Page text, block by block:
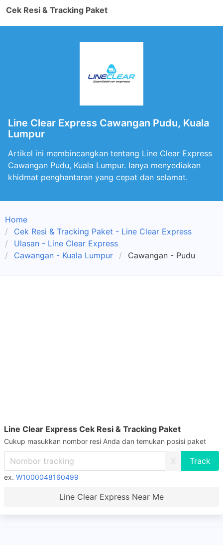
Cek Resi & Tracking Paket
Line Clear Express Cawangan Pudu, Kuala
Lumpur
Artikel ini membincangkan tentang Line Clear Express
Cawangan Pudu, Kuala Lumpur. Ianya menyediakan
khidmat penghantaran yang cepat dan selamat.
Home
Cek Resi & Tracking Paket - Line Clear Express
Ulasan - Line Clear Express
Cawangan - Kuala Lumpur
Cawangan - Pudu
Line Clear Express Cek Resi & Tracking Paket
Cukup masukkan nombor resi Anda dan temukan posisi paket
X
ex. W1000048160499
Line Clear Express Near Me